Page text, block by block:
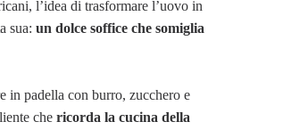
l’idea di trasformare l’uovo in
sua: un dolce soffice che somiglia
in padella con burro, zucchero e
che ricorda la cucina della